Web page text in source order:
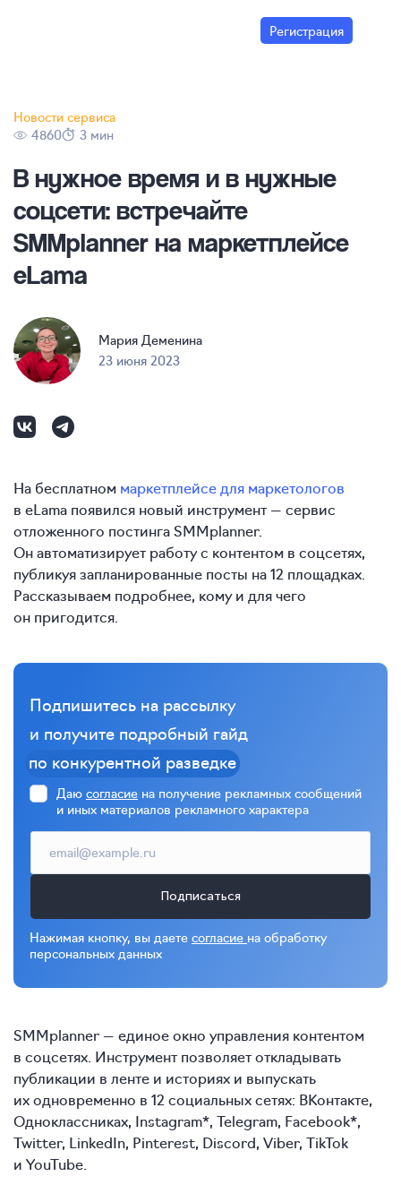
Регистрация
Новости сервиса
4860
3 мин
В нужное время и в нужные
соцсети: встречайте
SMMplanner на маркетплейсе
eLama
Мария Деменина
23 июня 2023
На бесплатном маркетплейсе для маркетологов
в eLama появился новый инструмент — сервис
отложенного постинга SMMplanner.
Он автоматизирует работу с контентом в соцсетях,
публикуя запланированные посты на 12 площадках.
Рассказываем подробнее, кому и для чего
он пригодится.
Подпишитесь на рассылку
и получите подробный гайд
по конкурентной разведке
Даю согласие на получение рекламных сообщений
и иных материалов рекламного характера
Подписаться
Нажимая кнопку, вы даете согласие на обработку
персональных данных
SMMplanner — единое окно управления контентом
в соцсетях. Инструмент позволяет откладывать
публикации в ленте и историях и выпускать
их одновременно в 12 социальных сетях: ВКонтакте,
Одноклассниках, Instagram*, Telegram, Facebook*,
Twitter, LinkedIn, Pinterest, Discord, Viber, TikTok
и YouTube.